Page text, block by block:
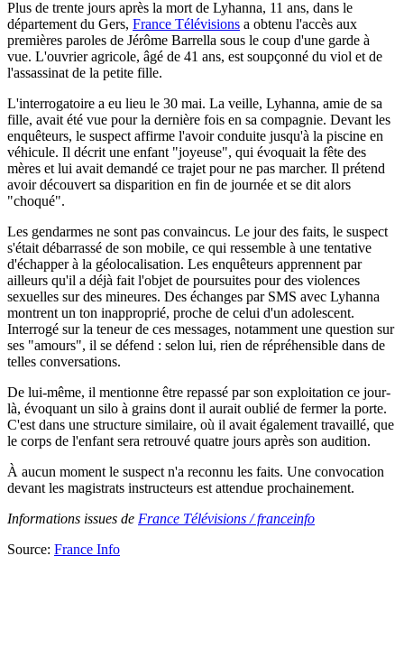
Plus de trente jours après la mort de Lyhanna, 11 ans, dans le
département du Gers, France Télévisions a obtenu l'accès aux
premières paroles de Jérôme Barrella sous le coup d'une garde à
vue. L'ouvrier agricole, âgé de 41 ans, est soupçonné du viol et de
l'assassinat de la petite fille.
L'interrogatoire a eu lieu le 30 mai. La veille, Lyhanna, amie de sa
fille, avait été vue pour la dernière fois en sa compagnie. Devant les
enquêteurs, le suspect affirme l'avoir conduite jusqu'à la piscine en
véhicule. Il décrit une enfant "joyeuse", qui évoquait la fête des
mères et lui avait demandé ce trajet pour ne pas marcher. Il prétend
avoir découvert sa disparition en fin de journée et se dit alors
"choqué".
Les gendarmes ne sont pas convaincus. Le jour des faits, le suspect
s'était débarrassé de son mobile, ce qui ressemble à une tentative
d'échapper à la géolocalisation. Les enquêteurs apprennent par
ailleurs qu'il a déjà fait l'objet de poursuites pour des violences
sexuelles sur des mineures. Des échanges par SMS avec Lyhanna
montrent un ton inapproprié, proche de celui d'un adolescent.
Interrogé sur la teneur de ces messages, notamment une question sur
ses "amours", il se défend : selon lui, rien de répréhensible dans de
telles conversations.
De lui-même, il mentionne être repassé par son exploitation ce jour-
là, évoquant un silo à grains dont il aurait oublié de fermer la porte.
C'est dans une structure similaire, où il avait également travaillé, que
le corps de l'enfant sera retrouvé quatre jours après son audition.
À aucun moment le suspect n'a reconnu les faits. Une convocation
devant les magistrats instructeurs est attendue prochainement.
Informations issues de France Télévisions / franceinfo
Source: France Info